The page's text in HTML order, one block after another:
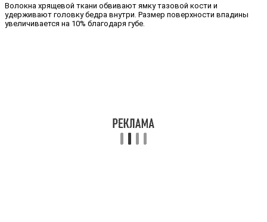
Волокна хрящевой ткани обвивают ямку тазовой кости и
удерживают головку бедра внутри. Размер поверхности впадины
увеличивается на 10% благодаря губе.